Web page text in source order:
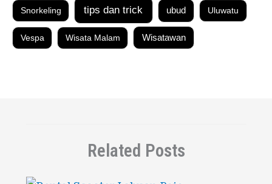
Snorkeling tips dan trick ubud Uluwatu
Vespa Wisata Malam Wisatawan
Related Posts